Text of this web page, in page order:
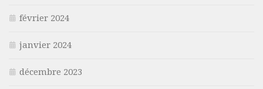
février 2024
janvier 2024
décembre 2023